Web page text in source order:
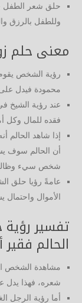
حلق شعر الطفل
وللطفل بالرزق
معنى حلم
رؤية الشخص يقوم
محمودة فيدل على
عند رؤية الشيخ
فقده للمال وكل
إذا شاهد الحالم
أن الحالم سوف
شخص سيء وظالم
عامةً رؤيا حلق
الأموال واحتمال
تفسير
الحالم
مشاهدة الشخص
شعره، فهذا يدل
أما رؤية الرجل